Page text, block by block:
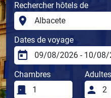
Rechercher hôtels de
Dates de voyage
Chambres Adultes